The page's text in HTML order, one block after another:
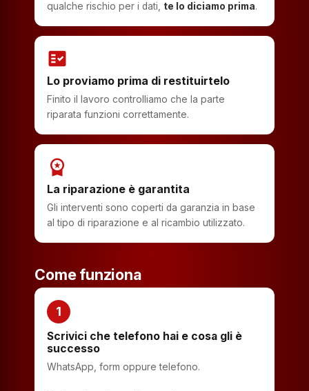
qualche rischio per i dati, te lo diciamo prima.
fact_check
Lo proviamo prima di restituirtelo
Finito il lavoro controlliamo che la parte
riparata funzioni correttamente.
workspace_premium
La riparazione è garantita
Gli interventi sono coperti da garanzia in base
al tipo di riparazione e al ricambio utilizzato.
Come funziona
1
Scrivici che telefono hai e cosa gli è
successo
WhatsApp, form oppure telefono.